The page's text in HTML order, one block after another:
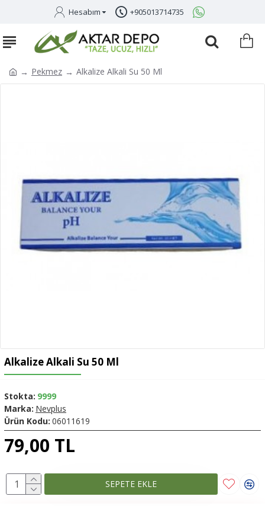
Hesabım +905013714735
Pekmez Alkalize Alkali Su 50 Ml
Alkalize Alkali Su 50 Ml
79,00 TL
Stokta: 9999
Marka: Nevplus
Ürün Kodu: 06011619
SEPETE EKLE